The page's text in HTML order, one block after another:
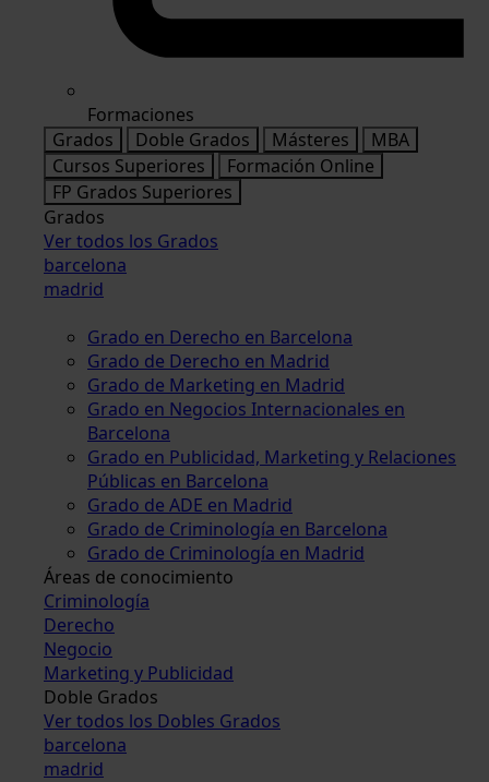
Formaciones
Grados
Doble Grados Másteres
MBA
Cursos Superiores
Formación Online
FP Grados Superiores
Grados
Ver todos los Grados
barcelona
madrid
Grado en Derecho en Barcelona
Grado de Derecho en Madrid
Grado de Marketing en Madrid
Grado en Negocios Internacionales en
Barcelona
Grado en Publicidad, Marketing y Relaciones
Públicas en Barcelona
Grado de ADE en Madrid
Grado de Criminología en Barcelona
Grado de Criminología en Madrid
Áreas de conocimiento
Criminología
Derecho
Negocio
Marketing y Publicidad
Doble Grados
Ver todos los Dobles Grados
barcelona
madrid